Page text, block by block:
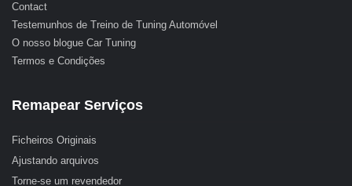
Contact
Testemunhos de Treino de Tuning Automóvel
O nosso blogue Car Tuning
Termos e Condições
Remapear Serviços
Ficheiros Originais
Ajustando arquivos
Torne-se um revendedor